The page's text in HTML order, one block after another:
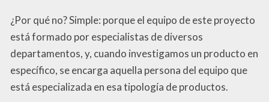
¿Por qué no? Simple: porque el equipo de este proyecto
está formado por especialistas de diversos
departamentos, y, cuando investigamos un producto en
específico, se encarga aquella persona del equipo que
está especializada en esa tipología de productos.